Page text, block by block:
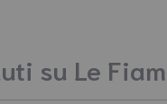
su Le